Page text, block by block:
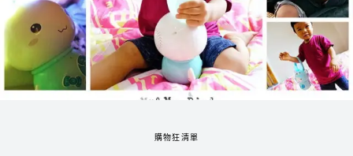
購物狂清單